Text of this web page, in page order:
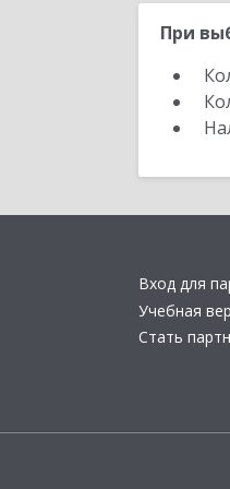
При
Вход для
Учебная
Стать